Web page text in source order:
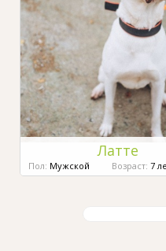
Латте
Пол: Мужской Возраст: 7